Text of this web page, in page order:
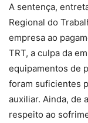
A sentença,
Regional do
empresa ao
TRT, a culpa da
equipamentos de
foram suficientes
auxiliar. Ainda, de
respeito ao